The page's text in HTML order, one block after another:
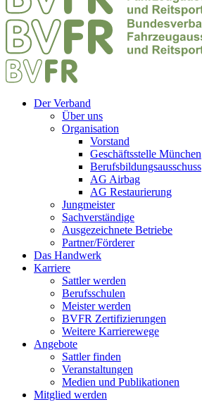
Der Verband
Über uns
Organisation
Vorstand
Geschäftsstelle München
Berufsbildungsausschuss
AG Airbag
AG Restaurierung
Jungmeister
Sachverständige
Ausgezeichnete Betriebe
Partner/Förderer
Das Handwerk
Karriere
Sattler werden
Berufsschulen
Meister werden
BVFR Zertifizierungen
Weitere Karrierewege
Angebote
Sattler finden
Veranstaltungen
Medien und Publikationen
Mitglied werden